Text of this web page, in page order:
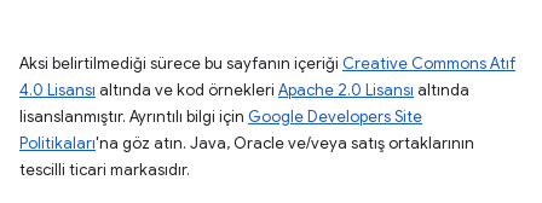
Aksi belirtilmediği sürece bu sayfanın içeriği Creative Commons Atıf
4.0 Lisansı altında ve kod örnekleri Apache 2.0 Lisansı altında
lisanslanmıştır. Ayrıntılı bilgi için Google Developers Site
Politikaları'na göz atın. Java, Oracle ve/veya satış ortaklarının
tescilli ticari markasıdır.